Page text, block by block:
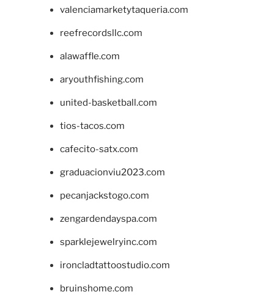
valenciamarketytaqueria.com
reefrecordsllc.com
alawaffle.com
aryouthfishing.com
united-basketball.com
tios-tacos.com
cafecito-satx.com
graduacionviu2023.com
pecanjackstogo.com
zengardendayspa.com
sparklejewelryinc.com
ironcladtattoostudio.com
bruinshome.com